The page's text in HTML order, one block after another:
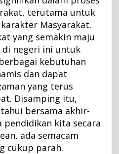
terutama untuk
Masyarakat.
yang semakin maju
negeri ini untuk
kebutuhan
dan dapat
yang terus
Disamping itu,
bersama akhir-
pendidikan kita secara
ada semacam
cukup parah.